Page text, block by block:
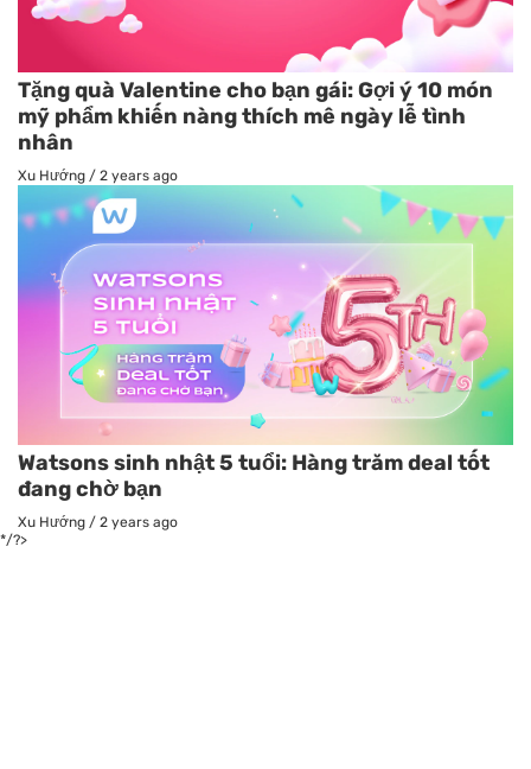
Tặng quà Valentine cho bạn gái: Gợi ý 10 món
mỹ phẩm khiến nàng thích mê ngày lễ tình
nhân
Xu Hướng / 2 years ago
Watsons sinh nhật 5 tuổi: Hàng trăm deal tốt
đang chờ bạn
Xu Hướng / 2 years ago
*/?>